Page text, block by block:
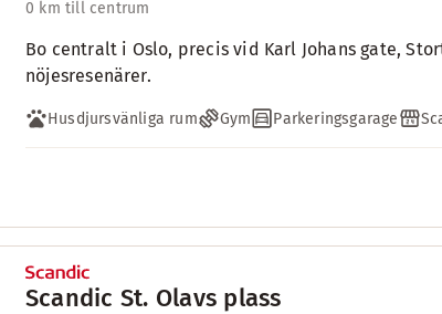
0 km till centrum
Bo centralt i Oslo, precis vid Karl Johans gate,
nöjesresenärer.
Husdjursvänliga rum Gym Parkeringsgarage
Scandic St. Olavs plass